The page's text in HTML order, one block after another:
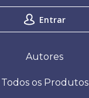
Entrar
Autores
Todos os Produtos